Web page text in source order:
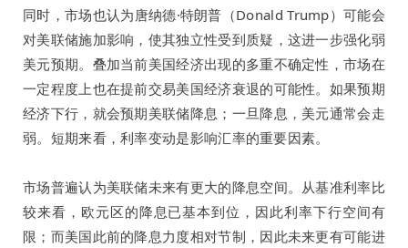
同时，市场也认为唐纳德·特朗普（Donald Trump）可能会
对美联储施加影响，使其独立性受到质疑，这进一步强化弱
美元预期。叠加当前美国经济出现的多重不确定性，市场在
一定程度上也在提前交易美国经济衰退的可能性。如果预期
经济下行，就会预期美联储降息；一旦降息，美元通常会走
弱。短期来看，利率变动是影响汇率的重要因素。
市场普遍认为美联储未来有更大的降息空间。从基准利率比
较来看，欧元区的降息已基本到位，因此利率下行空间有
限；而美国此前的降息力度相对节制，因此未来更有可能进